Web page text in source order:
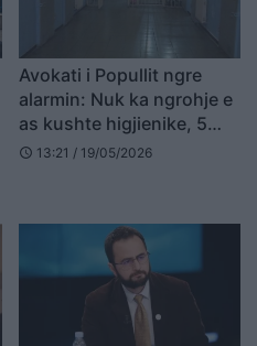
Avokati i Popullit ngre
alarmin: Nuk ka ngrohje e
as kushte higjienike, 5
burgje duhen mbyllur,
schedule 13:21 / 19/05/2026